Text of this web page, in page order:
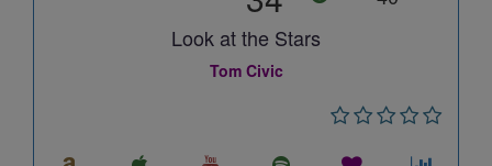
Look at the Stars
Tom Civic